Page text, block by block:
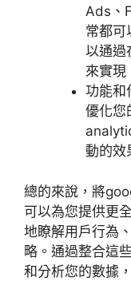
Ads 、
常都可
以通過
來實現
功能和
優化您
動的效
總的來說，將
可以為您提供更
地瞭解用戶行為
略。通過整合這
和分析您的數據